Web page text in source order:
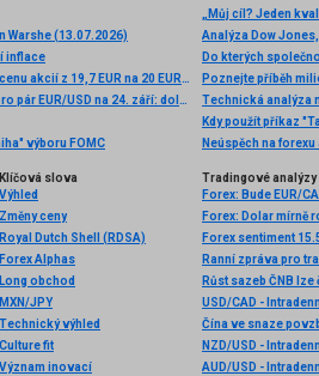
Warshe (13.07.2026)
inflace
CTP: JP Morgan zvyšuje cílovou cenu akcií z 19,7 EUR na 20 EUR při stálém doporučení „overweight“
Obchodní doporučení a analýza pro pár EUR/USD na 24. září: dolar stále nemá moc šancí
výboru FOMC
Do kterých
Poznejte příběh
Technická analýza
Kdy použít příkaz
Neúspěch na
Klíčová slova
Výhled
Změny ceny
Royal Dutch Shell (RDSA)
Forex Alphas
Long obchod
MXN/JPY
Technický výhled
Culture fit
Význam inovací
Tradingové analýzy
Forex: Bude EUR/
Forex sentiment
Ranní zpráva pro
Růst sazeb ČNB
USD/CAD -
NZD/USD -
AUD/USD -